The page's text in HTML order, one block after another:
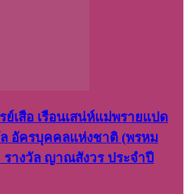
ย์เสือ เรือนเสน่ห์แม่พรายแปด
อัครบุคคลแห่งชาติ (พรหม
รางวัล ญาณสังวร ประจำปี